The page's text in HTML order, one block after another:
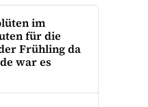
im
für die
Frühling da
war es